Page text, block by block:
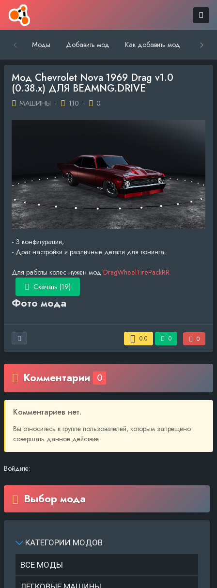
Моды Добавить мод Как добавить мод
Мод Chevrolet Nova 1969 Drag v1.0
(0.38.x) ДЛЯ BEAMNG.DRIVE
МАШИНЫ - 110 - 0
- 3 конфигурации;
- Драг настройки и различные детали для тюнинга.
Для работы колес нужен мод DragWheelTirePackRR
Скачать (19)
Фото мода
0.0 0 0
Комментарии 0
Комментариев нет.
Вы относитесь к группе пользователей, которым запрещено
совершать данное действие.
Войдите:
Выбор мода
КАТЕГОРИИ МОДОВ
ВСЕ МОДЫ